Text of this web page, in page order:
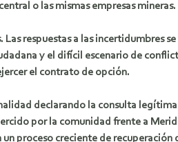
o las mismas empresas mineras.
respuestas a las incertidumbres
y el difícil escenario de
el contrato de opción.
declarando la consulta
por la comunidad frente a
proceso creciente de